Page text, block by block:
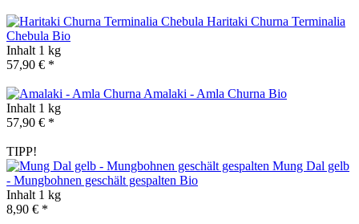
Haritaki Churna Terminalia
Chebula Bio
Inhalt 1 kg
57,90 € *
Amalaki - Amla Churna Bio
Inhalt 1 kg
57,90 € *
TIPP!
Mung Dal gelb
- Mungbohnen geschält gespalten Bio
Inhalt 1 kg
8,90 € *